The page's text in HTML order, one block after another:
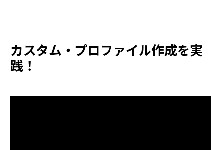
カスタム・プロファイル作成を実
践！